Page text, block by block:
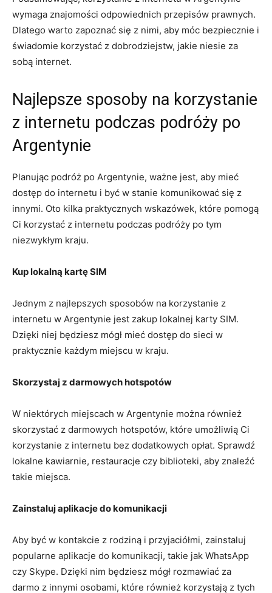
wymaga znajomości odpowiednich przepisów prawnych.
Dlatego warto zapoznać się z nimi, aby móc bezpiecznie i
świadomie korzystać z dobrodziejstw, jakie niesie za
sobą internet.
Najlepsze sposoby na korzystanie
z internetu podczas podróży po
Argentynie
Planując podróż po Argentynie, ważne jest, aby mieć
dostęp do internetu i być w stanie komunikować się z
innymi. Oto kilka praktycznych wskazówek, które pomogą
Ci korzystać z internetu podczas podróży po tym
niezwykłym kraju.
Kup lokalną kartę SIM
Jednym z najlepszych sposobów na korzystanie z
internetu w Argentynie jest zakup lokalnej karty SIM.
Dzięki niej będziesz mógł mieć dostęp do sieci w
praktycznie każdym miejscu w kraju.
Skorzystaj z darmowych hotspotów
W niektórych miejscach w Argentynie można również
skorzystać z darmowych hotspotów, które umożliwią Ci
korzystanie z internetu bez dodatkowych opłat. Sprawdź
lokalne kawiarnie, restauracje czy biblioteki, aby znaleźć
takie miejsca.
Zainstaluj aplikacje do komunikacji
Aby być w kontakcie z rodziną i przyjaciółmi, zainstaluj
popularne aplikacje do komunikacji, takie jak WhatsApp
czy Skype. Dzięki nim będziesz mógł rozmawiać za
darmo z innymi osobami, które również korzystają z tych